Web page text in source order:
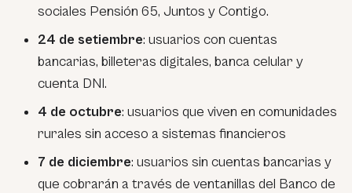
sociales Pensión 65, Juntos y Contigo.
24 de setiembre: usuarios con cuentas
bancarias, billeteras digitales, banca celular y
cuenta DNI.
4 de octubre: usuarios que viven en comunidades
rurales sin acceso a sistemas financieros
7 de diciembre: usuarios sin cuentas bancarias y
que cobrarán a través de ventanillas del Banco de